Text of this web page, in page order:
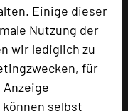
Einige dieser
Nutzung der
wir lediglich zu
für
selbst
1